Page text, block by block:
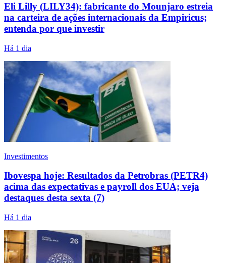
Eli Lilly (LILY34): fabricante do Mounjaro estreia
na carteira de ações internacionais da Empiricus;
entenda por que investir
Há 1 dia
Investimentos
Ibovespa hoje: Resultados da Petrobras (PETR4)
acima das expectativas e payroll dos EUA; veja
destaques desta sexta (7)
Há 1 dia